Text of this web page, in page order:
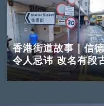
香港街道故事｜信
令人忌讳 改名有段